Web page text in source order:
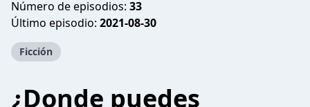
Número de episodios: 33
Último episodio: 2021-08-30
Ficción
¿Donde puedes